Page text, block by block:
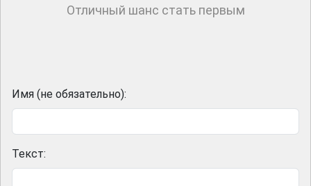
Отличный шанс стать первым
Имя (не обязательно):
Текст: